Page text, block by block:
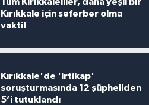
Kırıkkale için seferber olma
vakti!
Kırıkkale'de 'irtikap'
soruşturmasında 12 şüpheliden
5’i tutuklandı